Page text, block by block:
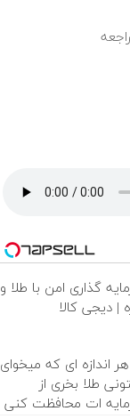
گذاری امن با طلا و
| دیجی کالا
اندازه ای که میخوای
طلا بخری از
ات محافظت کنی